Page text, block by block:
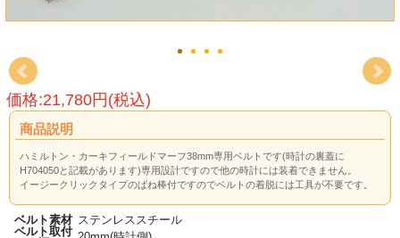
価格:21,780円(税込)
商品説明
ハミルトン・カーキフィールドマーフ38mm専用ベルトです(時計の裏蓋に
H704050と記載があります)専用設計ですので他の時計には装着できません。
イージークリックタイプのばね棒付ですのでベルトの着脱には工具が不要です。
ベルト素材 ステンレススチール
ベルト取付